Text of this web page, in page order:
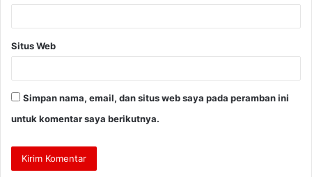
Situs Web
Simpan nama, email, dan situs web saya pada peramban ini
untuk komentar saya berikutnya.